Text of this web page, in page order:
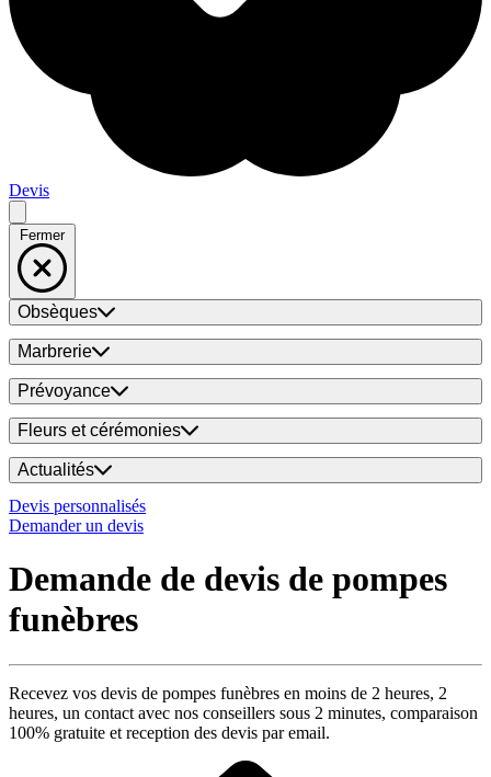
Devis
Fermer
Obsèques
Marbrerie
Prévoyance
Fleurs et cérémonies
Actualités
Devis personnalisés
Demander un devis
Demande de devis de pompes
funèbres
Recevez vos devis de pompes funèbres en moins de 2 heures, 2
heures, un contact avec nos conseillers sous 2 minutes, comparaison
100% gratuite et reception des devis par email.